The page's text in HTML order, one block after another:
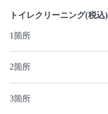
トイレクリーニング(税込)
1箇所
2箇所
3箇所